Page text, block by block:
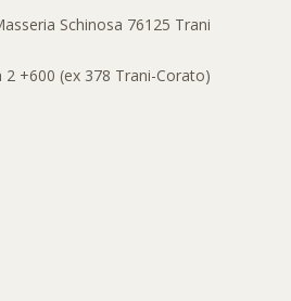
Schinosa 76125 Trani
2 +600 (ex 378 Trani-Corato)